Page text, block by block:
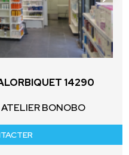
14290
BONOBO